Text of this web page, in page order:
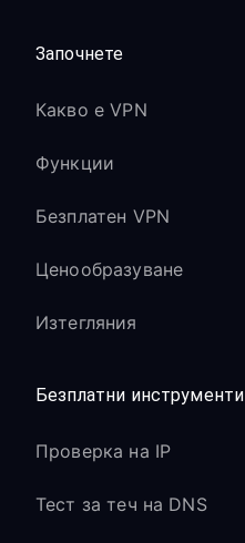
Започнете
Какво е VPN
Функции
Безплатен VPN
Ценообразуване
Изтегляния
Безплатни инструменти
Проверка на IP
Тест за теч на DNS